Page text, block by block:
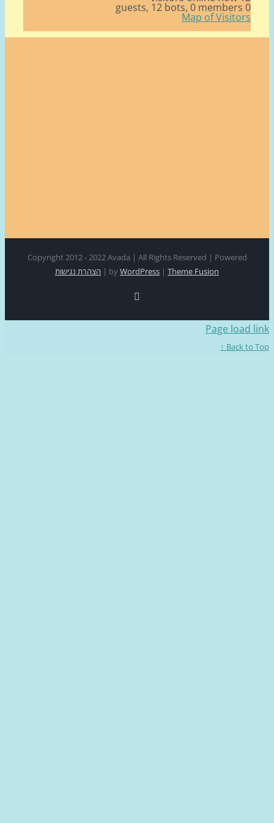
12 bots, 0 members
Map of
Copyright 2012 - 2022 Avada | All Rights Reserved |
byWordPress|Theme Fusion
|הצהרת נגישות
Facebook
Page